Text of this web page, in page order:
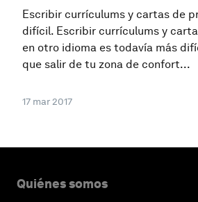
Escribir currículums y cartas de
difícil. Escribir currículums y
en otro idioma es todavía más
que salir de tu zona de confort...
17 mar 2017
Quiénes somos